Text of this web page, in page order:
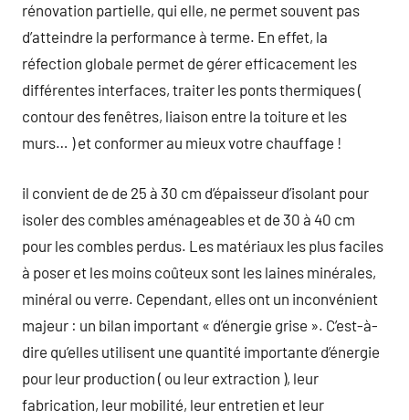
rénovation partielle, qui elle, ne permet souvent pas
d’atteindre la performance à terme. En effet, la
réfection globale permet de gérer efficacement les
différentes interfaces, traiter les ponts thermiques (
contour des fenêtres, liaison entre la toiture et les
murs… ) et conformer au mieux votre chauffage !
il convient de de 25 à 30 cm d’épaisseur d’isolant pour
isoler des combles aménageables et de 30 à 40 cm
pour les combles perdus. Les matériaux les plus faciles
à poser et les moins coûteux sont les laines minérales,
minéral ou verre. Cependant, elles ont un inconvénient
majeur : un bilan important « d’énergie grise ». C’est-à-
dire qu’elles utilisent une quantité importante d’énergie
pour leur production ( ou leur extraction ), leur
fabrication, leur mobilité, leur entretien et leur